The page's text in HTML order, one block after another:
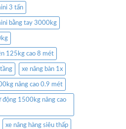
3 tấn
bằng tay 3000kg
125kg cao 8 mét
xe nâng bàn 1x
nâng cao 0.9 mét
động 1500kg nâng cao
xe nâng hàng siêu thấp